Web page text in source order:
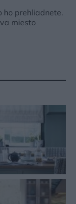
ho prehliadnete.
miesto